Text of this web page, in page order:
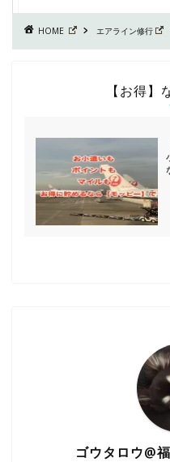
HOME エアライン修行
【お得
ゴウタロウ@